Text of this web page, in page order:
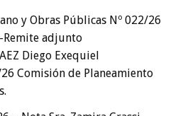
y Obras Públicas Nº 022/26
-Remite adjunto
Diego Exequiel
Comisión de Planeamiento